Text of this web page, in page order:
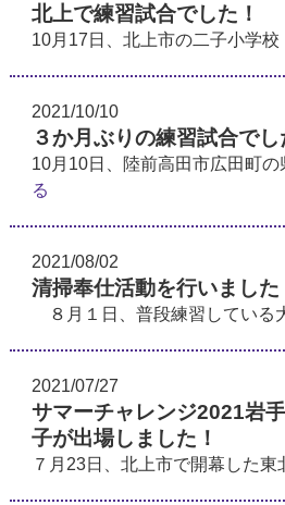
北上で練習試合でした！
10月17日、北上市の二子小学校
2021/10/10
３か月ぶりの練習試合でし
10月10日、陸前高田市広田町の
る
2021/08/02
清掃奉仕活動を行いました
８月１日、普段練習している
2021/07/27
サマーチャレンジ2021岩
子が出場しました！
７月23日、北上市で開幕した東